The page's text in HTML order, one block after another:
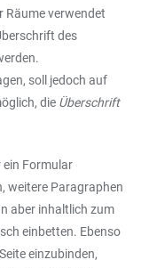
Räume verwendet
des
soll jedoch auf
die Überschrift
Formular
weitere Paragraphen
aber inhaltlich zum
einbetten. Ebenso
einzubinden,